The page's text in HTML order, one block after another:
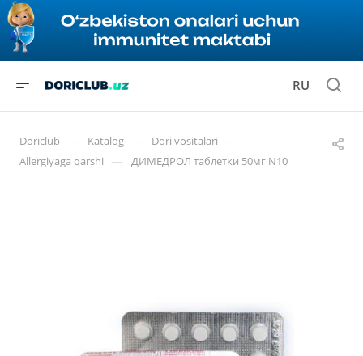
RU
Doriclub — Katalog — Dori vositalari —
Allergiyaga qarshi — ДИМЕДРОЛ таблетки 50мг N10